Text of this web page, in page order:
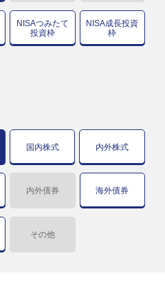
NISAつみたて
投資枠
NISA成長投資
枠
国内株式 内外株式
内外債券 海外債券
その他